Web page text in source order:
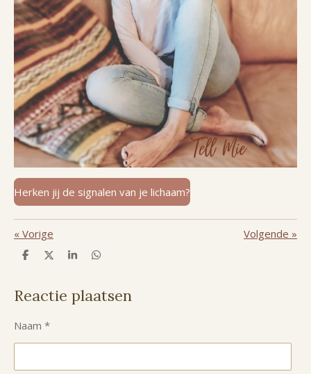
Herken jij de signalen van je lichaam?
« Vorige Volgende »
D
n
D
l
S
e
D
n
Reactie plaatsen
Naam *